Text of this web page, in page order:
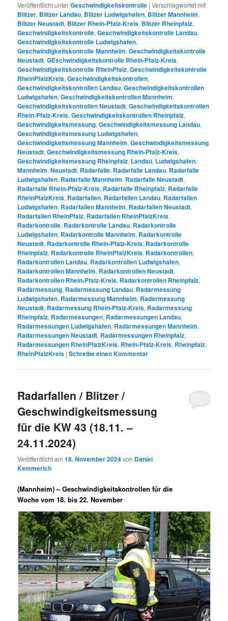
Veröffentlicht unterGeschwindigkeitskontrolle |Verschlagwortet mit
Blitzer, Blitzer Landau, Blitzer Ludwigshafen, Blitzer Mannheim,
Blitzer Neustadt, Blitzer Rhein-Pfalz-Kreis, Blitzer Rheinpfalz,
Geschwindigkeitskontrolle,Geschwindigkeitskontrolle Landau,
Geschwindigkeitskontrolle Ludwigshafen,
Geschwindigkeitskontrolle Mannheim,Geschwindigkeitskontrolle
Neustadt,GEschwindigkeitskontrolle Rhein-Pfalz-Kreis,
Geschwindigkeitskontrolle RheinPfalz,Geschwindigkeitskontrolle
RheinPfalzKreis,Geschwindigkeitskontrollen,
Geschwindigkeitskontrollen Landau,Geschwindigkeitskontrollen
Ludwigshafen,Geschwindigkeitskontrollen Mannheim,
Geschwindigkeitskontrollen Neustadt,Geschwindigkeitskontrollen
Rhein-Pfalz-Kreis,Geschwindigkeitskontrollen Rheinpfalz,
Geschwindigkeitsmessung,Geschwindigkeitsmessung Landau,
Geschwindigkeitsmessung Ludwigshafen,
Geschwindigkeitsmessung Mannheim,Geschwindigkeitsmessung
Neustadt,Geschwindigkeitsmessung Rhein-Pfalz-Kreis,
Geschwindigkeitsmessung Rheinpfalz, Landau, Ludwigshafen,
Mannheim,Neustadt, Radarfalle, Radarfalle Landau, Radarfalle
Ludwigshafen, Radarfalle Mannheim, Radarfalle Neustadt,
Radarfalle Rhein-Pfalz-Kreis, Radarfalle Rheinpfalz, Radarfalle
RheinPfalzKreis, Radarfallen, Radarfallen Landau, Radarfallen
Ludwigshafen, Radarfallen Mannheim, Radarfallen Neustadt,
Radarfallen RheinPfalz, Radarfallen RheinPfalzKreis,
Radarkontrolle, Radarkontrolle Landau, Radarkontrolle
Ludwigshafen, Radarkontrolle Mannheim, Radarkontrolle
Neustadt, Radarkontrolle Rhein-Pfalz-Kreis, Radarkontrolle
Rheinpfalz, Radarkontrolle RheinPfalzKreis, Radarkontrollen,
Radarkontrollen Landau, Radarkontrollen Ludwigshafen,
Radarkontrollen Mannheim, Radarkontrollen Neustadt,
Radarkontrollen Rhein-Pfalz-Kreis, Radarkontrollen Rheinpfalz,
Radarmessung, Radarmessung Landau, Radarmessung
Ludwigshafen, Radarmessung Mannheim, Radarmessung
Neustadt, Radarmessung Rhein-Pfalz-Kreis, Radarmessung
Rheinpfalz, Radarmessungen, Radarmessungen Landau,
Radarmessungen Ludwigshafen, Radarmessungen Mannheim,
Radarmessungen Neustadt, Radarmessungen Rheinpfalz,
Radarmessungen RheinPfalzKreis, Rhein-Pfalz-Kreis, Rheinpfalz,
RheinPfalzKreis |Schreibe einen Kommentar
Radarfallen / Blitzer /
Geschwindigkeitsmessung
für die KW 43 (18.11. –
24.11.2024)
Veröffentlicht am18. November 2024von Daniel
Kemmerich
(Mannheim) –Geschwindigkeitskontrollen für die
Woche vom 18. bis 22. November